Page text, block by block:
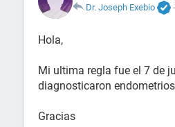
Dr. Joseph Exebio
-
Hola,
Mi ultima regla fue el 7 de
diagnosticaron
Gracias